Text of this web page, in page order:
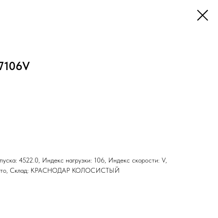
4522.0, Индекс нагрузки: 106, Индекс скорости: V,
Склад: КРАСНОДАР КОЛОСИСТЫЙ